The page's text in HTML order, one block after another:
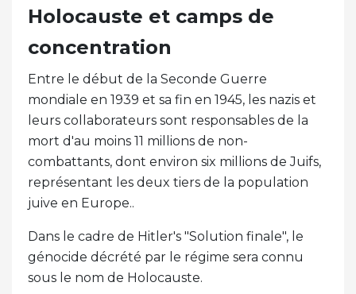
Holocauste et camps de
concentration
Entre le début de la Seconde Guerre
mondiale en 1939 et sa fin en 1945, les nazis et
leurs collaborateurs sont responsables de la
mort d'au moins 11 millions de non-
combattants, dont environ six millions de Juifs,
représentant les deux tiers de la population
juive en Europe..
Dans le cadre de Hitler's "Solution finale", le
génocide décrété par le régime sera connu
sous le nom de Holocauste.